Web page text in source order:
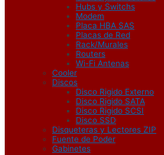
Hubs y Switchs
Modem
Placa HBA SAS
Placas de Red
Rack/Murales
Routers
Wi-Fi Antenas
Cooler
Discos
Disco Rigido Externo
Disco Rigido SATA
Disco Rigido SCSI
Disco SSD
Disqueteras y Lectores ZIP
Fuente de Poder
Gabinetes